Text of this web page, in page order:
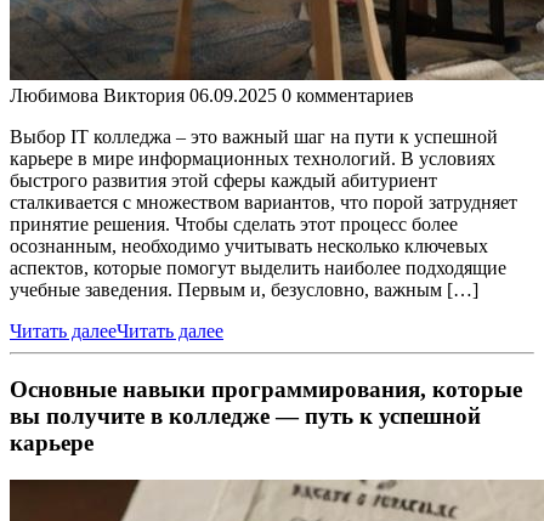
Любимова Виктория 06.09.2025 0 комментариев
Выбор IT колледжа – это важный шаг на пути к успешной
карьере в мире информационных технологий. В условиях
быстрого развития этой сферы каждый абитуриент
сталкивается с множеством вариантов, что порой затрудняет
принятие решения. Чтобы сделать этот процесс более
осознанным, необходимо учитывать несколько ключевых
аспектов, которые помогут выделить наиболее подходящие
учебные заведения. Первым и, безусловно, важным […]
Читать далееЧитать далее
Основные навыки программирования, которые
вы получите в колледже — путь к успешной
карьере